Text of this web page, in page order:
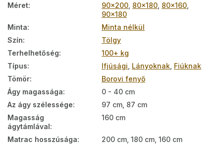
Méret: 90x200 80x180 80x160
90x180
Minta:
Minta nélkül
Szín:
Tölgy
Terhelhetőség:
100+ kg
Típus: Ifjúsági Lányoknak Fiúknak
Tömör:
Borovi fenyő
Ágy magassága:
0 - 40 cm
Az ágy szélessége:
97 cm, 87 cm
Magasság
ágytámlával:
160 cm
Matrac hosszúsága: 200 cm, 180 cm, 160 cm